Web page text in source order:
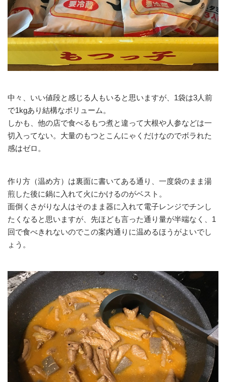
中々、いい値段と感じる人もいると思いますが、1袋は3人前
で1kgあり結構なボリューム。
しかも、他の店で食べるもつ煮と違って大根や人参などは一
切入ってない。大量のもつとこんにゃくだけなのでボラれた
感はゼロ。
作り方（温め方）は裏面に書いてある通り、一度袋のまま湯
煎した後に鍋に入れて火にかけるのがベスト。
面倒くさがりな人はそのまま器に入れて電子レンジでチンし
たくなると思いますが、先ほども言った通り量が半端なく、1
回で食べきれないのでこの案内通りに温めるほうがよいでし
ょう。